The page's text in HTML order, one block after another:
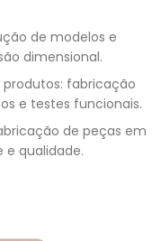
de modelos e
dimensional.
fabricação
e testes funcionais.
de peças em
e qualidade.